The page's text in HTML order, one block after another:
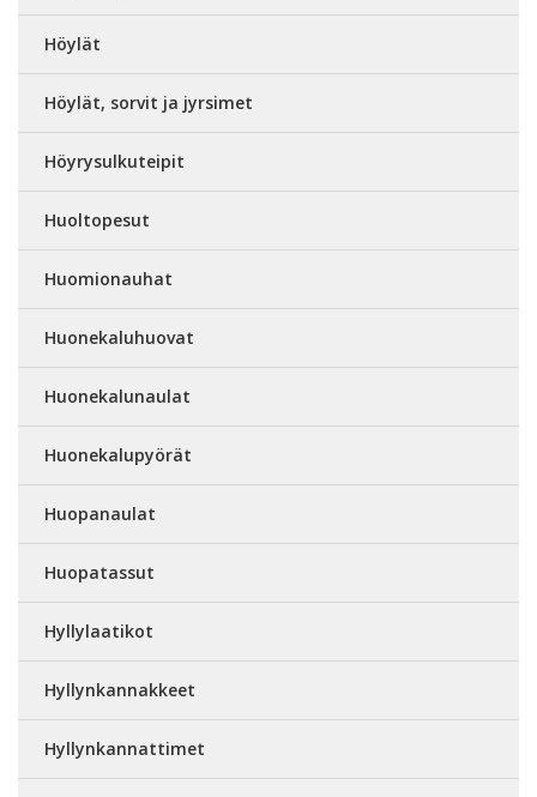
Höylät
Höylät, sorvit ja jyrsimet
Höyrysulkuteipit
Huoltopesut
Huomionauhat
Huonekaluhuovat
Huonekalunaulat
Huonekalupyörät
Huopanaulat
Huopatassut
Hyllylaatikot
Hyllynkannakkeet
Hyllynkannattimet